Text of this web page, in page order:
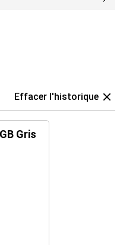
Effacer l'historique
Gris